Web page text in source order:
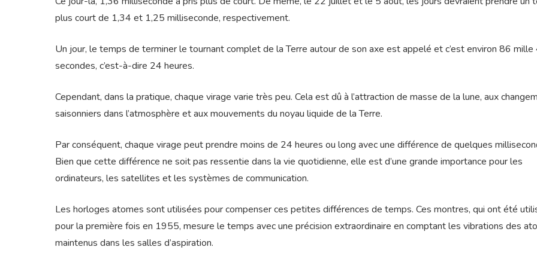
plus court de 1,34 et 1,25 milliseconde, respectivement.
Un jour, le temps de terminer le tournant complet de la Terre autour de son axe est appelé et c’est environ 86
secondes, c’est-à-dire 24 heures.
Cependant, dans la pratique, chaque virage varie très peu. Cela est dû à l’attraction de masse de la lune, aux
saisonniers dans l’atmosphère et aux mouvements du noyau liquide de la Terre.
Par conséquent, chaque virage peut prendre moins de 24 heures ou long avec une différence de quelques
Bien que cette différence ne soit pas ressentie dans la vie quotidienne, elle est d’une grande importance pour les
ordinateurs, les satellites et les systèmes de communication.
Les horloges atomes sont utilisées pour compenser ces petites différences de temps. Ces montres, qui ont été
pour la première fois en 1955, mesure le temps avec une précision extraordinaire en comptant les vibrations des
maintenus dans les salles d’aspiration.